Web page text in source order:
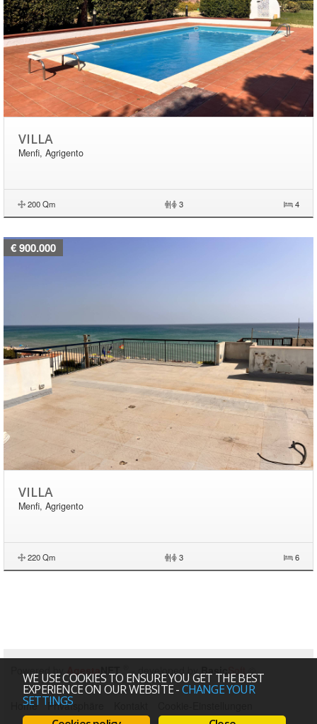
WE USE COOKIES TO ENSURE YOU GET THE BEST
EXPERIENCE ON OUR WEBSITE-CHANGE YOUR
SETTINGS
VILLA
Menfi, Agrigento
200 Qm | 3 4
€ 900.000
VILLA
Menfi, Agrigento
220 Qm | 3 6
Home Privatsphäre